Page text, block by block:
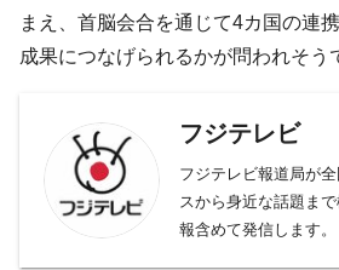
まえ、首脳会合を通じて4カ国の連
成果につなげられるかが問われそう
フジテレビ
フジテレビ報道局が
スから身近な話題ま
報含めて発信します。